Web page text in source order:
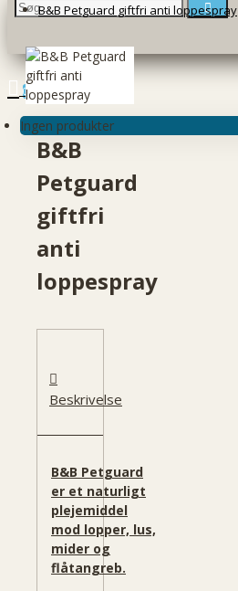
0 vare(r) - 0 DKK
0
Ingen produkter
B&B Petguard giftfri anti loppespray
B&B
Petguard
giftfri
anti
loppespray
Beskrivelse
B&B Petguard
er et naturligt
plejemiddel
mod lopper, lus,
mider og
flåtangreb.